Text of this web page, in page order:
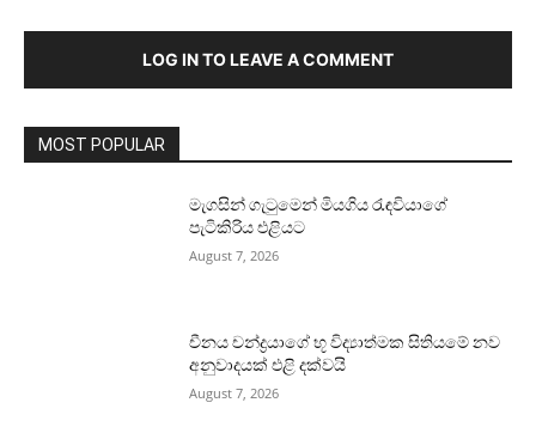
LOG IN TO LEAVE A COMMENT
MOST POPULAR
මැගසින් ගැටුමෙන් මියගිය රැඳවියාගේ
පැටිකිරිය එළියට
August 7, 2026
චීනය චන්ද්‍රයාගේ භූ විද්‍යාත්මක සිතියමේ නව
අනුවාදයක් එළි දක්වයි
August 7, 2026